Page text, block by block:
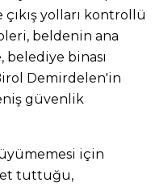
yolları kontrollü
beldenin ana
belediye binası
Demirdelen'in
güvenlik
için
tuttuğu,